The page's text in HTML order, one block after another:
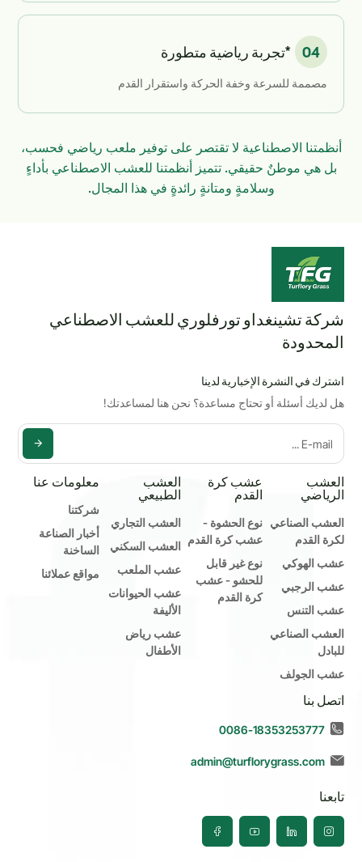
04 *تجربة رياضية متطورة
مصممة للسرعة وخفة الحركة واستقرار القدم
أنظمتنا الاصطناعية لا تقتصر على توفير ملعب رياضي فحسب،
بل هي موطنٌ حقيقي. تتميز أنظمتنا للعشب الاصطناعي بأداءٍ
وسلامةٍ ومتانةٍ رائدةٍ في هذا المجال.
شركة تشينغداو تورفلوري للعشب الاصطناعي
المحدودة
اشترك في النشرة الإخبارية لدينا
هل لديك أسئلة أو تحتاج مساعدة؟ نحن هنا لمساعدتك!
العشب
الرياضي
العشب الصناعي
لكرة القدم
عشب الهوكي
عشب الرجبي
عشب التنس
العشب الصناعي
للبادل
عشب الجولف
عشب كرة
القدم
نوع الحشوة -
عشب كرة القدم
نوع غير قابل
للحشو - عشب
كرة القدم
العشب
الطبيعي
العشب التجاري
العشب السكني
عشب الملعب
عشب الحيوانات
الأليفة
عشب رياض
الأطفال
معلومات عنا
شركتنا
أخبار الصناعة
الساخنة
مواقع عملائنا
اتصل بنا
0086-18353253777
admin@turflorygrass.com
تابعنا